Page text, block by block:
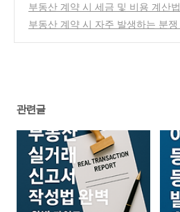
(1)
부동산 계약 시 세금 및 비용 계산
부동산 계약 시 자주 발생하는 분쟁
관련글